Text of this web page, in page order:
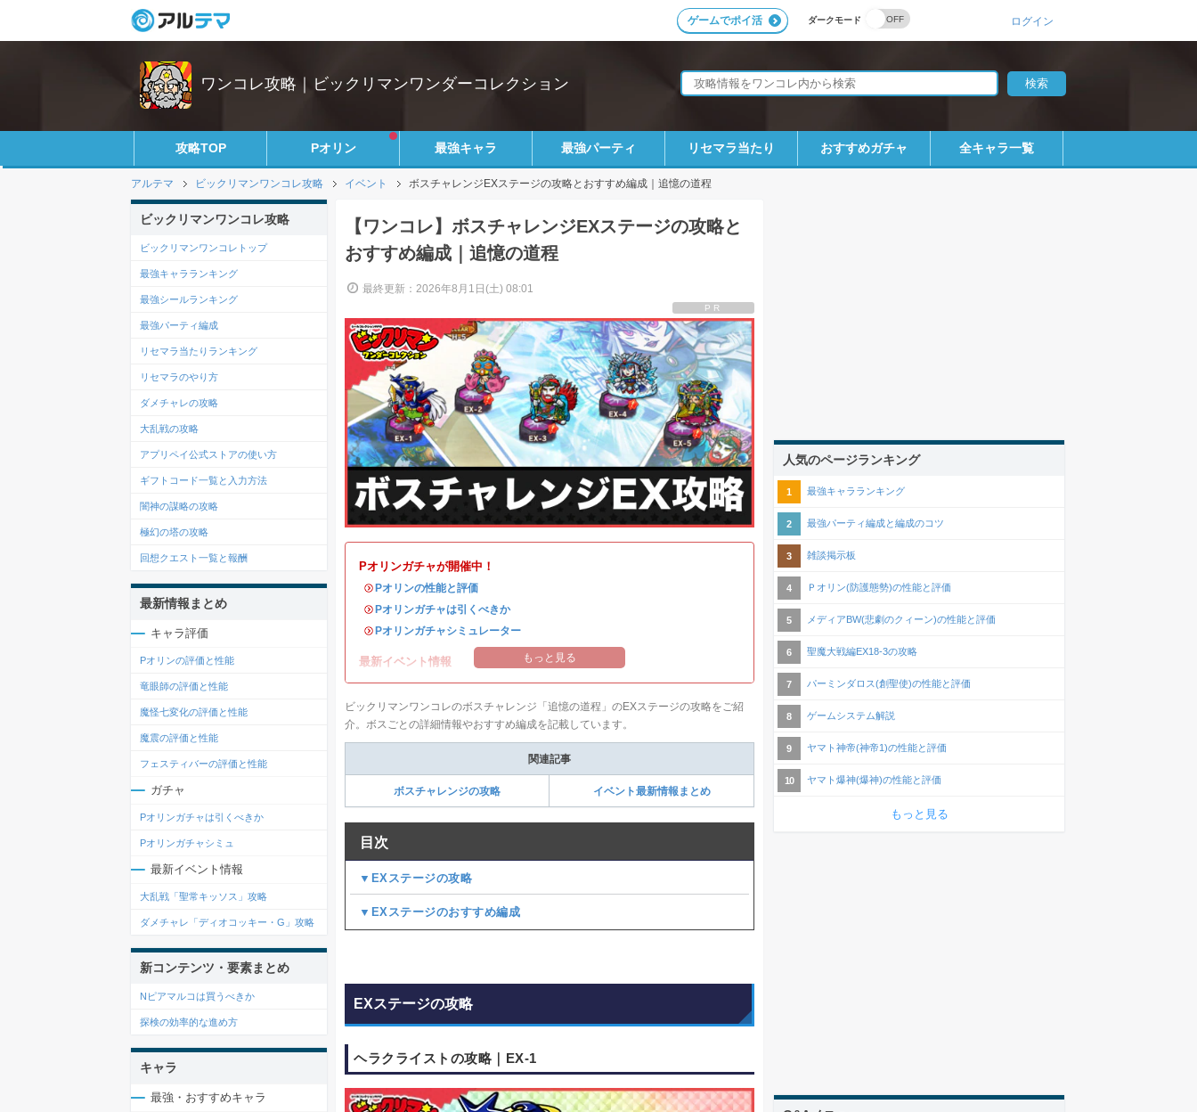
ダークモード
ゲームでポイ活 ログイン
ワンコレ攻略｜ビックリマンワンダーコレクション
攻略TOP Pオリン 最強キャラ 最強パーティ リセマラ当たり おすすめガチャ 全キャラ一覧
アルテマ ビックリマンワンコレ攻略 イベント ボスチャレンジEXステージの攻略とおすすめ編成｜追憶の道程
【ワンコレ】ボスチャレンジEXステージの攻略と
おすすめ編成｜追憶の道程
最終更新：2026年8月1日(土) 08:01
PR
Pオリンガチャが開催中！
・Pオリンの性能と評価
・Pオリンガチャは引くべきか
・Pオリンガチャシミュレーター
最新イベント情報 もっと見る
ビックリマンワンコレのボスチャレンジ「追憶の道程」のEXステージの攻略をご紹
介。ボスごとの詳細情報やおすすめ編成を記載しています。
関連記事
ボスチャレンジの攻略 イベント最新情報まとめ
目次
▼EXステージの攻略
▼EXステージのおすすめ編成
EXステージの攻略
ヘラクライストの攻略｜EX-1
ビックリマンワンコレ攻略
ビックリマンワンコレトップ
最強キャラランキング
最強シールランキング
最強パーティ編成
リセマラ当たりランキング
リセマラのやり方
ダメチャレの攻略
大乱戦の攻略
アプリペイ公式ストアの使い方
ギフトコード一覧と入力方法
闇神の謀略の攻略
極幻の塔の攻略
回想クエスト一覧と報酬
最新情報まとめ
キャラ評価
Pオリンの評価と性能
竜眼師の評価と性能
魔怪七変化の評価と性能
魔震の評価と性能
フェスティバーの評価と性能
ガチャ
Pオリンガチャは引くべきか
Pオリンガチャシミュ
最新イベント情報
大乱戦「聖常キッソス」攻略
ダメチャレ「ディオコッキー・G」攻略
新コンテンツ・要素まとめ
Nピアマルコは買うべきか
探検の効率的な進め方
キャラ
最強・おすすめキャラ
人気のページランキング
最強キャラランキング
最強パーティ編成と編成のコツ
雑談掲示板
Ｐオリン(防護態勢)の性能と評価
メディアBW(悲劇のクィーン)の性能と評価
聖魔大戦編EX18-3の攻略
パーミンダロス(創聖使)の性能と評価
ゲームシステム解説
ヤマト神帝(神帝1)の性能と評価
ヤマト爆神(爆神)の性能と評価
もっと見る